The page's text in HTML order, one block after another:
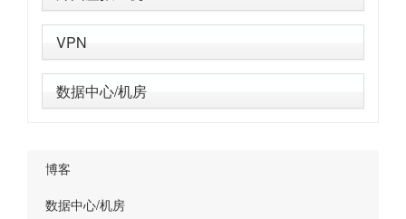
VPN
数据中心/机房
博客
数据中心/机房